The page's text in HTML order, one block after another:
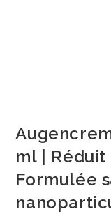
ml | Réduit
Formulée